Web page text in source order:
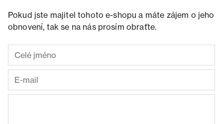
Pokud jste majitel tohoto e-shopu a máte zájem o jeho
obnovení, tak se na nás prosím obraťte.